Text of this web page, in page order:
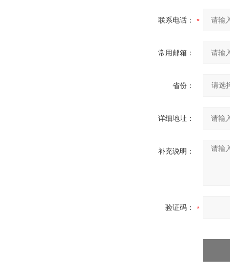
联系电话：
常用邮箱：
省份：
详细地址：
补充说明：
验证码：